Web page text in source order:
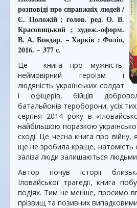
розповіді про справжніх людей /
Є. Положій ; голов. ред. О. В.
Красовицький ; худож.-оформ.
В. А. Бондар. – Харків : Фоліо,
2016. – 377 с.
Це книга про мужність,
неймовірний героїзм і
людяність українських солдат
і офіцерів, бійців
батальйонів тероборони, усіх
серпня 2014 року в
найбільшою поразкою
сході. Це чесна книга про війну,
ще не зробила краще, натомість
заліза люди залишаються
Автор почув історії
Іловайської трагедії, книга
подіях. Тим не менше, просимо
прізвищ та позивних